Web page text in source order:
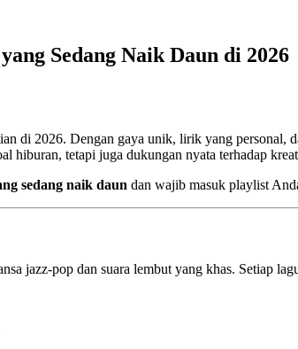
Sedang Naik Daun di 2026
di 2026. Dengan gaya unik, lirik yang personal,
hiburan, tetapi juga dukungan nyata terhadap
sedang naik daun dan wajib masuk playlist
jazz-pop dan suara lembut yang khas. Setiap